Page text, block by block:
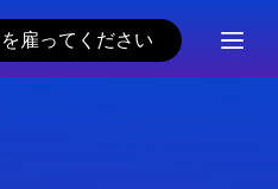
雇ってください